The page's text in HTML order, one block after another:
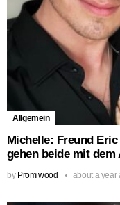
Allgemein
Michelle: Freund
gehen beide mit
by Promiwood about a year